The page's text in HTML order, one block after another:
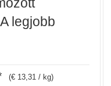
legjobb
(€ 13,31 / kg)